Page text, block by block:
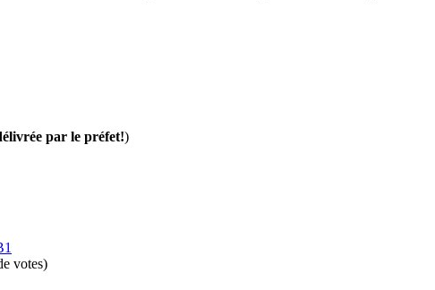
par le préfet!)
votes)